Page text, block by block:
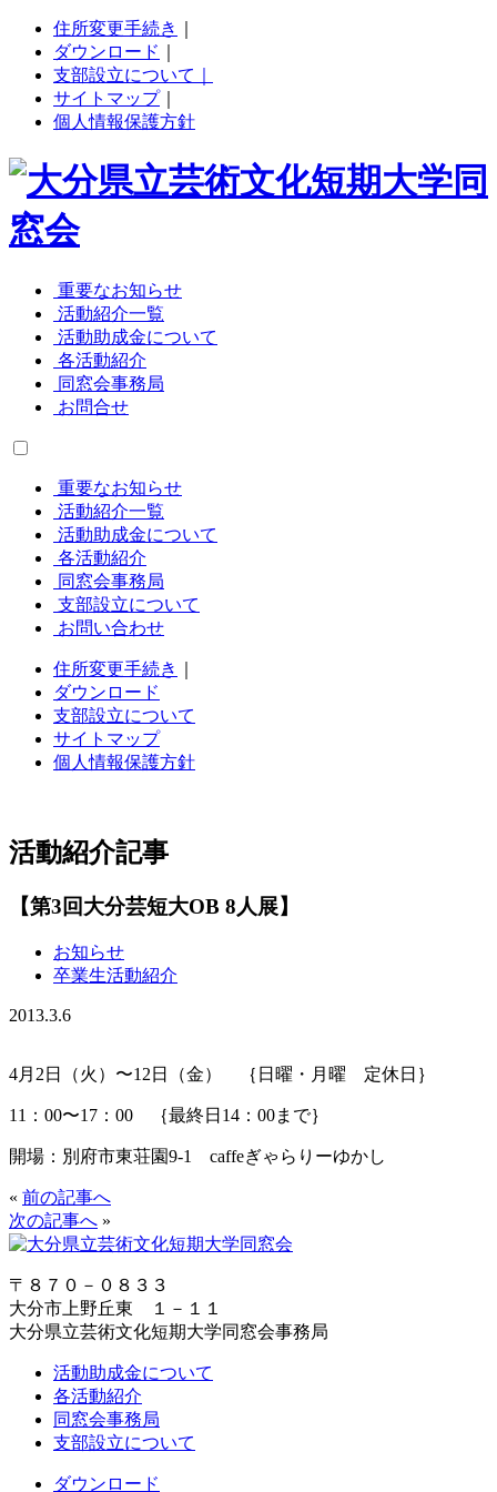
住所変更手続き
ダウンロード
支部設立について｜
サイトマップ｜
個人情報保護方針
重要なお知らせ
活動紹介一覧
活動助成金について
各活動紹介
同窓会事務局
お問合せ
重要なお知らせ
活動紹介一覧
活動助成金について
各活動紹介
同窓会事務局
支部設立について
お問い合わせ
住所変更手続き
ダウンロード
支部設立について
サイトマップ
個人情報保護方針
活動紹介記事
【第3回大分芸短大OB 8人展】
お知らせ
卒業生活動紹介
2013.3.6
4月2日（火）〜12日（金） ｛日曜・月曜 定休日｝
11：00〜17：00 ｛最終日14：00まで｝
開場：別府市東荘園9-1 caffeぎゃらりーゆかし
« 前の記事へ
次の記事へ »
〒８７０－０８３３
大分市上野丘東 １－１１
大分県立芸術文化短期大学同窓会事務局
活動助成金について
各活動紹介
同窓会事務局
支部設立について
ダウンロード